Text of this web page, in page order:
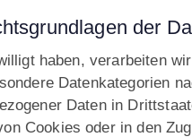
der
haben, verarbeiten
Datenkategorien
Daten in
Cookies oder in den